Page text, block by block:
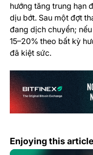
hướng tăng trung hạn
dịu bớt. Sau một đợt
đang dịch chuyển;
15–20% theo bất kỳ
đã kiệt sức.
Enjoying this
Khoảng Trống Giá